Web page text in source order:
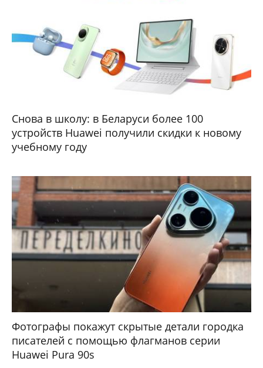
Снова в школу: в Беларуси более 100
устройств Huawei получили скидки к новому
учебному году
Фотографы покажут скрытые детали городка
писателей с помощью флагманов серии
Huawei Pura 90s